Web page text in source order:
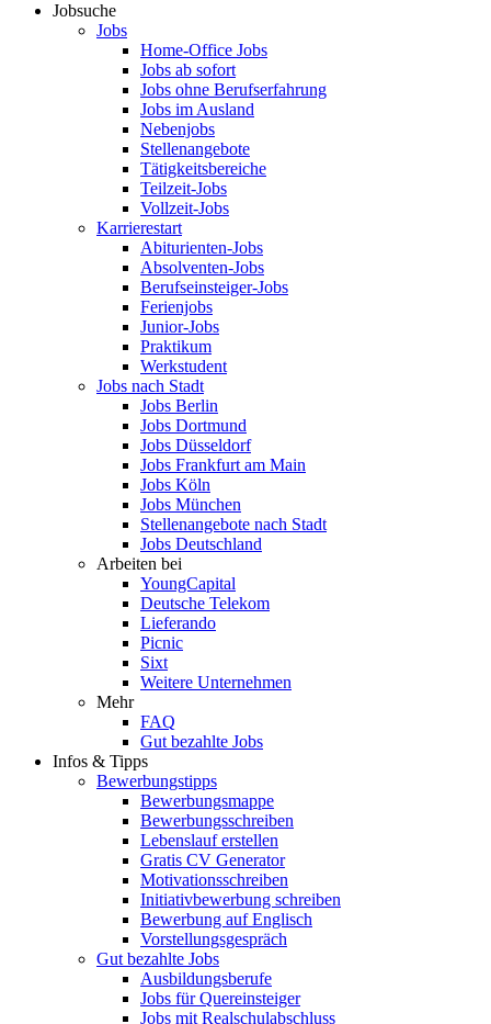
Jobsuche
Jobs
Home-Office Jobs
Jobs ab sofort
Jobs ohne Berufserfahrung
Jobs im Ausland
Nebenjobs
Stellenangebote
Tätigkeitsbereiche
Teilzeit-Jobs
Vollzeit-Jobs
Karrierestart
Abiturienten-Jobs
Absolventen-Jobs
Berufseinsteiger-Jobs
Ferienjobs
Junior-Jobs
Praktikum
Werkstudent
Jobs nach Stadt
Jobs Berlin
Jobs Dortmund
Jobs Düsseldorf
Jobs Frankfurt am Main
Jobs Köln
Jobs München
Stellenangebote nach Stadt
Jobs Deutschland
Arbeiten bei
YoungCapital
Deutsche Telekom
Lieferando
Picnic
Sixt
Weitere Unternehmen
Mehr
FAQ
Gut bezahlte Jobs
Infos & Tipps
Bewerbungstipps
Bewerbungsmappe
Bewerbungsschreiben
Lebenslauf erstellen
Gratis CV Generator
Motivationsschreiben
Initiativbewerbung schreiben
Bewerbung auf Englisch
Vorstellungsgespräch
Gut bezahlte Jobs
Ausbildungsberufe
Jobs für Quereinsteiger
Jobs mit Realschulabschluss